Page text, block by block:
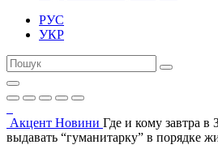
РУС
УКР
Акцент Новини Где и кому завтра в
выдавать “гуманитарку” в порядке